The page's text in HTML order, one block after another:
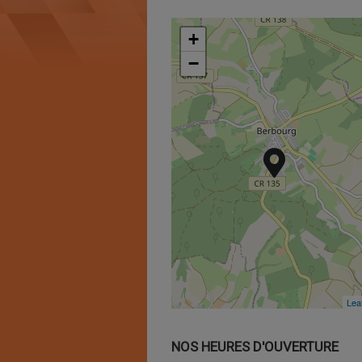
+
−
+
−
NOS HEURES D'OUVERTURE